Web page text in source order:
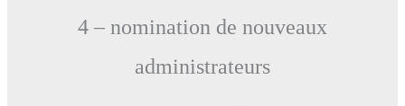
4 – nomination de nouveaux
administrateurs